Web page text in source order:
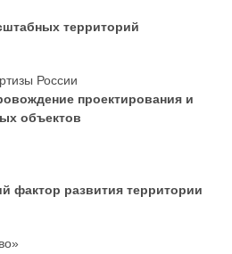
территорий
России
проектирования и
объектов
фактор развития территории